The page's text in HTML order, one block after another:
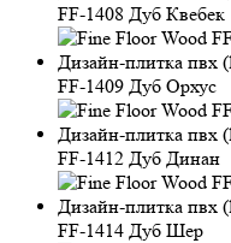
FF-1408 Дуб Квебек
FF-1409 Дуб Орхус
FF-1412 Дуб Динан
FF-1414 Дуб Шер